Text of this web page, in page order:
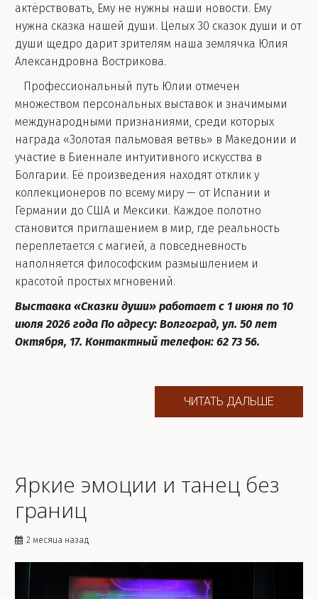
актёрствовать, Ему не нужны наши новости. Ему
нужна сказка нашей души. Целых 30 сказок души и от
души щедро дарит зрителям наша землячка Юлия
Александровна Вострикова.
Профессиональный путь Юлии отмечен
множеством персональных выставок и значимыми
международными признаниями, среди которых
награда «Золотая пальмовая ветвь» в Македонии и
участие в Биеннале интуитивного искусства в
Болгарии. Её произведения находят отклик у
коллекционеров по всему миру — от Испании и
Германии до США и Мексики. Каждое полотно
становится приглашением в мир, где реальность
переплетается с магией, а повседневность
наполняется философским размышлением и
красотой простых мгновений.
Выставка «Сказки души» работает с 1 июня по 10
июля 2026 года По адресу: Волгоград, ул. 50 лет
Октября, 17. Контактный телефон: 62 73 56.
ЧИТАТЬ ДАЛЬШЕ
Яркие эмоции и танец без
границ
2 месяца назад